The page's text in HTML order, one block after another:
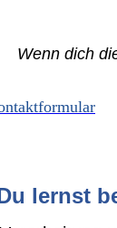
Wenn dich
lernst